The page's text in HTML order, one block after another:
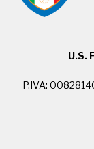
U.S.
P.IVA: